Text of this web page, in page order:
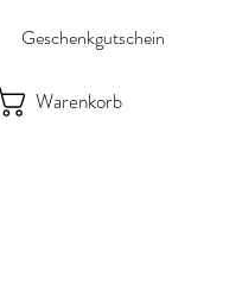
Geschenkgutschein
Warenkorb